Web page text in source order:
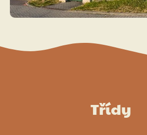
Třídy